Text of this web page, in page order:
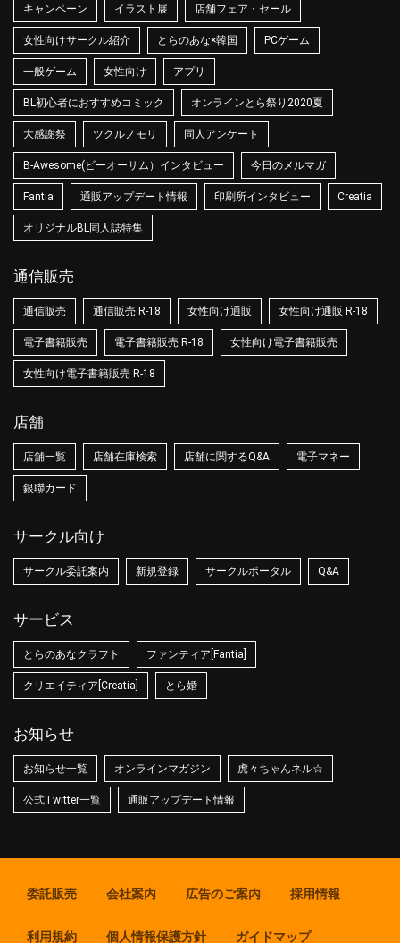
キャンペーン イラスト展 店舗フェア・セール
女性向けサークル紹介 とらのあな×韓国 PCゲーム
一般ゲーム 女性向け アプリ
BL初心者におすすめコミック オンラインとら祭り2020夏
大感謝祭 ツクルノモリ 同人アンケート
B-Awesome(ビーオーサム）インタビュー 今日のメルマガ
Fantia 通販アップデート情報 印刷所インタビュー Creatia
オリジナルBL同人誌特集
通信販売
通信販売 通信販売 R-18 女性向け通販 女性向け通販 R-18
電子書籍販売 電子書籍販売 R-18 女性向け電子書籍販売
女性向け電子書籍販売 R-18
店舗
店舗一覧 店舗在庫検索 店舗に関するQ&A 電子マネー
銀聯カード
サークル向け
サークル委託案内 新規登録 サークルポータル Q&A
サービス
とらのあなクラフト ファンティア[Fantia]
クリエイティア[Creatia] とら婚
お知らせ
お知らせ一覧 オンラインマガジン 虎々ちゃんネル☆
公式Twitter一覧 通販アップデート情報
委託販売 会社案内 広告のご案内 採用情報
利用規約 個人情報保護方針 ガイドマップ